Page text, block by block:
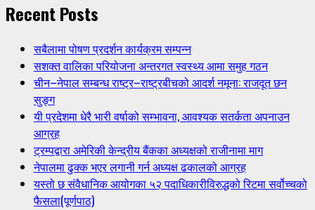
Recent Posts
सबैलामा पोषण प्रदर्शन कार्यक्रम सम्पन्न
सशक्त वालिका परियोजना अन्तरगत स्वस्थ्य आमा समुह गठन
चीन–नेपाल सम्बन्ध राष्ट्र–राष्ट्रबीचको आदर्श नमूना: राजदूत छन
सुङ्ग
यी प्रदेशमा धेरै भारी वर्षाको सम्भावना, आवश्यक सतर्कता अपनाउन
आग्रह
ट्रम्पद्वारा अमेरिकी केन्द्रीय बैंकका अध्यक्षको राजीनामा माग
नेपालमा ढुक्क भएर लगानी गर्न अध्यक्ष ढकालको आग्रह
यस्तो छ संवैधानिक आयोगका ५२ पदाधिकारीविरुद्धको रिटमा सर्वोच्चको
फैसला(पूर्णपाठ)